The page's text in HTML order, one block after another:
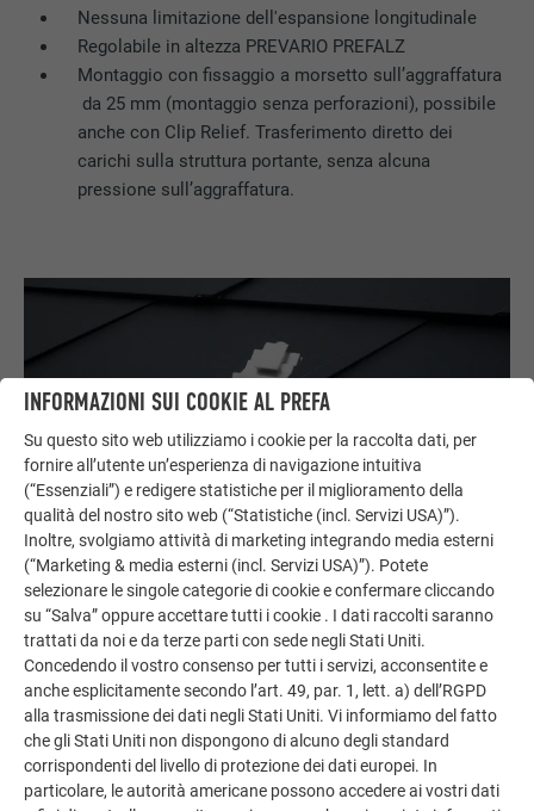
Nessuna limitazione dell'espansione longitudinale
Regolabile in altezza PREVARIO PREFALZ
Montaggio con fissaggio a morsetto sull’aggraffatura
da 25 mm (montaggio senza perforazioni), possibile
anche con Clip Relief. Trasferimento diretto dei
carichi sulla struttura portante, senza alcuna
pressione sull’aggraffatura.
PREVARIO SUNNY
Per il montaggio di moduli fotovoltaici su coperture a doppia
aggraffatura PREFALZ e FALZONAL® e sistemi per copertura
INFORMAZIONI SUI COOKIE AL PREFA
Su questo sito web utilizziamo i cookie per la raccolta dati, per
fornire all’utente un’esperienza di navigazione intuitiva
(“Essenziali”) e redigere statistiche per il miglioramento della
qualità del nostro sito web (“Statistiche (incl. Servizi USA)”).
Inoltre, svolgiamo attività di marketing integrando media esterni
(“Marketing & media esterni (incl. Servizi USA)”). Potete
selezionare le singole categorie di cookie e confermare cliccando
su “Salva” oppure accettare tutti i cookie . I dati raccolti saranno
trattati da noi e da terze parti con sede negli Stati Uniti.
Concedendo il vostro consenso per tutti i servizi, acconsentite e
anche esplicitamente secondo l’art. 49, par. 1, lett. a) dell’RGPD
alla trasmissione dei dati negli Stati Uniti. Vi informiamo del fatto
che gli Stati Uniti non dispongono di alcuno degli standard
corrispondenti del livello di protezione dei dati europei. In
particolare, le autorità americane possono accedere ai vostri dati